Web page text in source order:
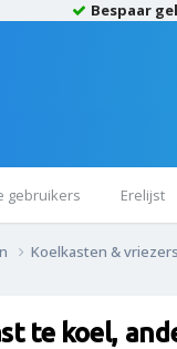
Bespaar
gebruikers Erelijst
Koelkasten & vriezers
te koel,